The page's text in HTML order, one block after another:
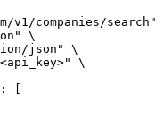
companies/search"
\
json" \
\
[